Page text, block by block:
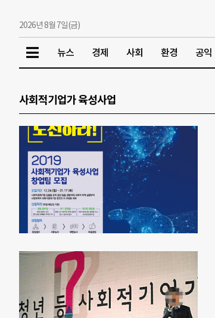
2026년 8월 7일(금)
뉴스 경제 사회 환경 공익
사회적기업가 육성사업